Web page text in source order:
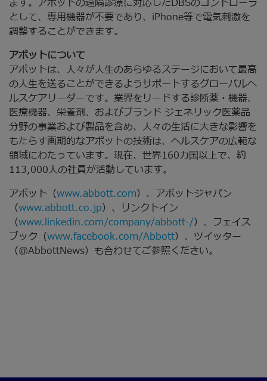
ます。アボットの遠隔診療に対応したDBSのコントローラ
として、専用機器が不要であり、iPhone等で電気刺激を
調整することができます。
アボットについて
アボットは、人々が人生のあらゆるステージにおいて最高
の人生を送ることができるようサポートするグローバルヘ
ルスケアリーダーです。業界をリードする診断薬・機器、
医療機器、栄養剤、およびブランド ジェネリック医薬品
分野の事業および製品を含め、人々の生活に大きな影響を
もたらす画期的なアボットの技術は、ヘルスケアの広範な
領域にわたっています。現在、世界160カ国以上で、約
113,000人の社員が活動しています。
アボット（www.abbott.com）、アボットジャパン
（www.abbott.co.jp）、リンクトイン
（www.linkedin.com/company/abbott-/）、フェイス
ブック（www.facebook.com/Abbott）、ツイッター
（@AbbottNews）も合わせてご参照ください。